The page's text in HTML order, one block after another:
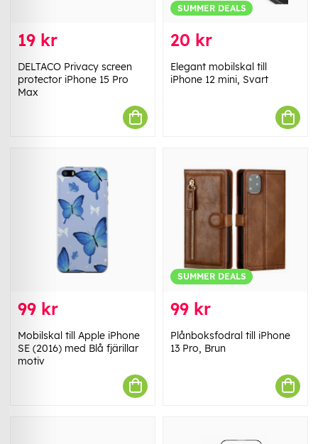
19 kr
DELTACO Privacy screen
protector iPhone 15 Pro
Max
SUMMER DEALS
20 kr
Elegant mobilskal till
iPhone 12 mini, Svart
99 kr
Mobilskal till Apple iPhone
SE (2016) med Blå fjärillar
motiv
SUMMER DEALS
99 kr
Plånboksfodral till iPhone
13 Pro, Brun